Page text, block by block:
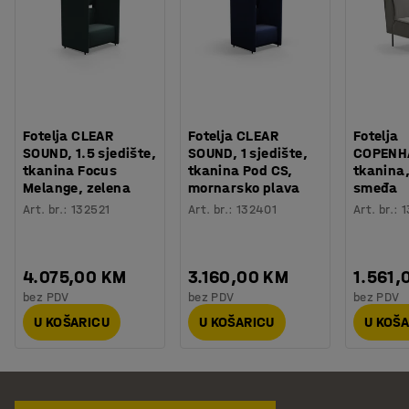
Fotelja CLEAR
SOUND, 1.5 sjedište,
tkanina Focus
Melange, zelena
Art. br.:132521
4.075,00 KM
bez PDV
U KOŠARICU
Fotelja CLEAR
SOUND, 1 sjedište,
tkanina Pod CS,
mornarsko plava
Art. br.: 132401
3.160,00 KM
bez PDV
U KOŠARICU
Fotelja
smeđa
Art. br.:
bez PDV
U